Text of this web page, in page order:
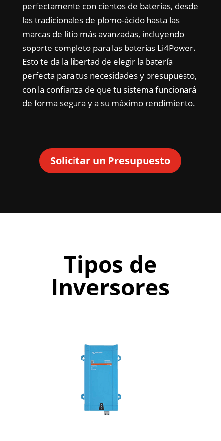
perfectamente con cientos de baterías, desde
las tradicionales de plomo-ácido hasta las
marcas de litio más avanzadas, incluyendo
soporte completo para las baterías Li4Power.
Esto te da la libertad de elegir la batería
perfecta para tus necesidades y presupuesto,
con la confianza de que tu sistema funcionará
de forma segura y a su máximo rendimiento.
Solicitar un Presupuesto
Tipos de
Inversores